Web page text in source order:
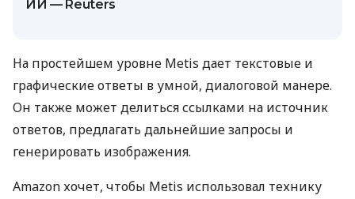
ИИ — Reuters
На простейшем уровне Metis дает текстовые и
графические ответы в умной, диалоговой манере.
Он также может делиться ссылками на источник
ответов, предлагать дальнейшие запросы и
генерировать изображения.
Amazon хочет, чтобы Metis использовал технику